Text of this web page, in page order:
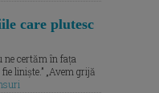
care plutesc
ne certăm în fața
liniște.” „Avem grijă